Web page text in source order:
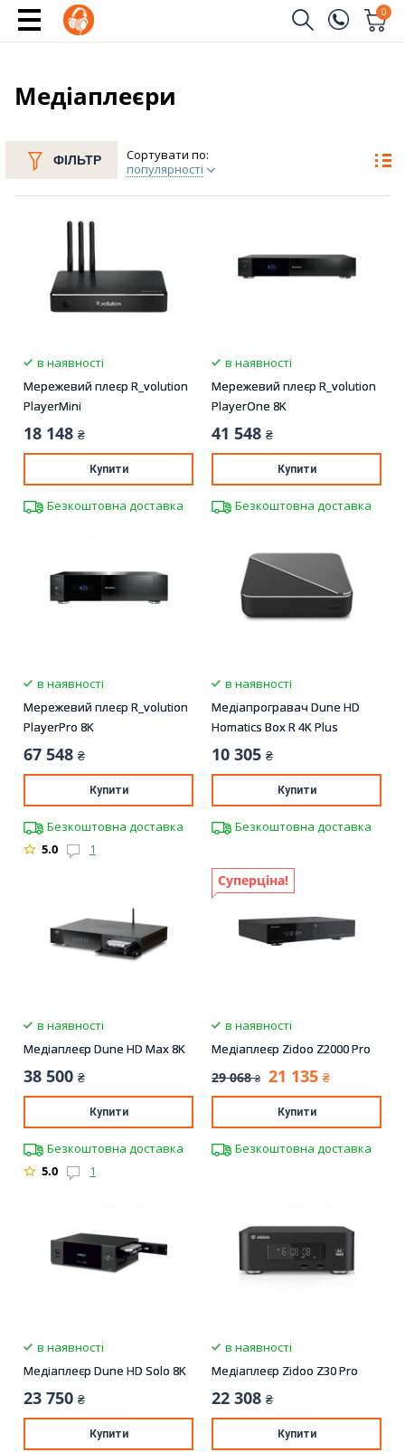
0
Телефон
Медіаплеєри
ФІЛЬТР
Сортувати по:
популярності
в наявності
Мережевий плеєр R_volution
PlayerMini
18 148 ₴
Купити
Безкоштовна доставка
в наявності
Мережевий плеєр R_volution
PlayerOne 8K
41 548 ₴
Купити
Безкоштовна доставка
в наявності
Мережевий плеєр R_volution
PlayerPro 8K
67 548 ₴
Купити
Безкоштовна доставка
5.0
1
в наявності
Медіапрогравач Dune HD
Homatics Box R 4K Plus
10 305 ₴
Купити
Безкоштовна доставка
в наявності
Медіаплеєр Dune HD Max 8K
38 500 ₴
Купити
Безкоштовна доставка
5.0
1
Суперціна!
в наявності
Медіаплеєр Zidoo Z2000 Pro
29 068 ₴ 21 135 ₴
Купити
Безкоштовна доставка
в наявності
Медіаплеєр Dune HD Solo 8K
23 750 ₴
Купити
в наявності
Медіаплеєр Zidoo Z30 Pro
22 308 ₴
Купити